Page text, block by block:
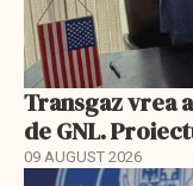
Transgaz vrea
de GNL.
09 AUGUST 2026